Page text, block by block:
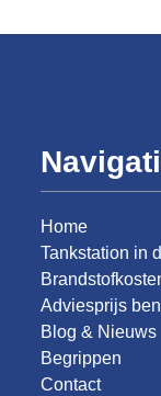
Home
Tankstation in
Adviesprijs
Blog & Nieuws
Begrippen
Contact